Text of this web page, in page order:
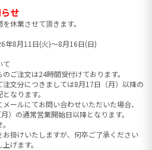
せ
休業させて頂きます。
年8月11日(火)〜8月16日(日)
て
ご注文は24時間受付けております。
文分につきましては8月17日（月）以降の
なります。
ールにてお問い合わせいただいた場合、
）の通常営業開始日以降となります。
お掛けいたしますが、何卒ご了承ください
げます。